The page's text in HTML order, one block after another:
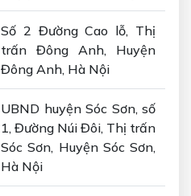
Số 2 Đường Cao lỗ, Thị
trấn Đông Anh, Huyện
Đông Anh, Hà Nội
UBND huyện Sóc Sơn, số
1, Đường Núi Đôi, Thị trấn
Sóc Sơn, Huyện Sóc Sơn,
Hà Nội